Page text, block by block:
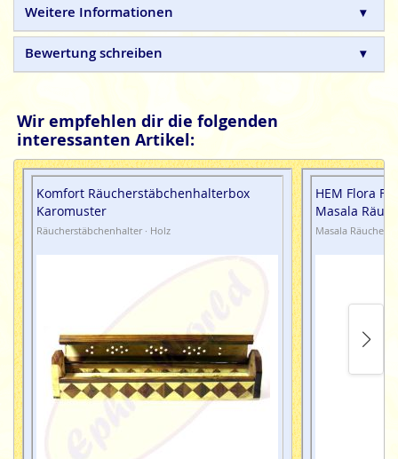
Hari Darshan Karmaroma Monsoon Magic
Premium Masala Räucherstäbchen - Inhalt 15g
Hari Darshan Hari Chandan
Räucherstäbchen - Inhalt 15g
Räucherstäbchen - Inhalt 15g
Satya Super Hit Purple Beauty Masala
Räucherstäbchen - Inhalt 15g
Alle Masala Räucherstäbchen im Set sind 100% natürlich,
ohne Schadstoffe und mit großer Sorgfalt gefertigt.
Weitere Informationen
Bewertung schreiben
Wir empfehlen dir die folgenden
interessanten Artikel:
Komfort Räucherstäbchenhalterbox
Karomuster
Räucherstäbchenhalter · Holz
HEM Flora
Masala
Masala